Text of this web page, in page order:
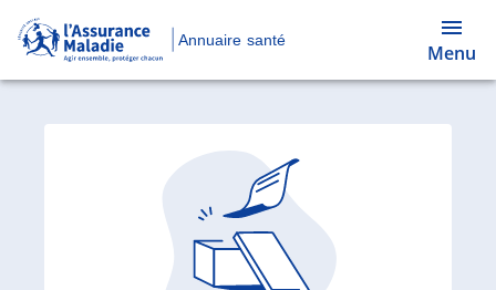
Annuaire santé
Menu